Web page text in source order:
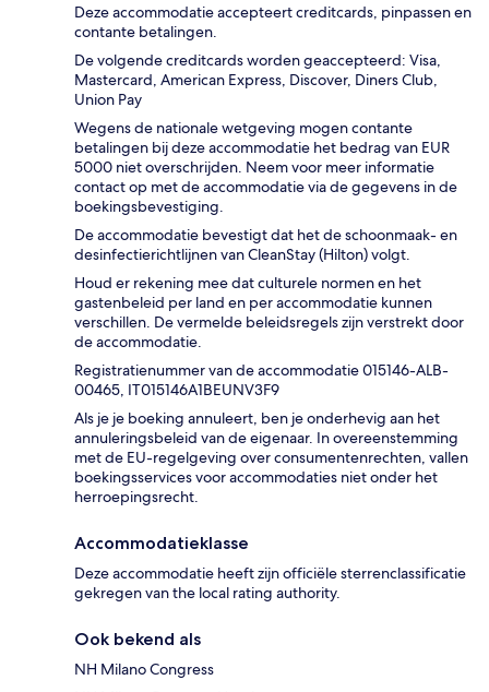
Deze accommodatie accepteert creditcards, pinpassen en
contante betalingen.
De volgende creditcards worden geaccepteerd: Visa,
Mastercard, American Express, Discover, Diners Club,
Union Pay
Wegens de nationale wetgeving mogen contante
betalingen bij deze accommodatie het bedrag van EUR
5000 niet overschrijden. Neem voor meer informatie
contact op met de accommodatie via de gegevens in de
boekingsbevestiging.
De accommodatie bevestigt dat het de schoonmaak- en
desinfectierichtlijnen van CleanStay (Hilton) volgt.
Houd er rekening mee dat culturele normen en het
gastenbeleid per land en per accommodatie kunnen
verschillen. De vermelde beleidsregels zijn verstrekt door
de accommodatie.
Registratienummer van de accommodatie 015146-ALB-
00465, IT015146A1BEUNV3F9
Als je je boeking annuleert, ben je onderhevig aan het
annuleringsbeleid van de eigenaar. In overeenstemming
met de EU-regelgeving over consumentenrechten, vallen
boekingsservices voor accommodaties niet onder het
herroepingsrecht.
Accommodatieklasse
Deze accommodatie heeft zijn officiële sterrenclassificatie
gekregen van the local rating authority.
Ook bekend als
NH Milano Congress